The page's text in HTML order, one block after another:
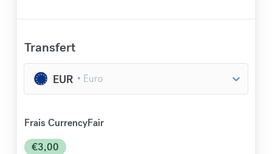
Transfert
EUR
Frais CurrencyFair
€3,00